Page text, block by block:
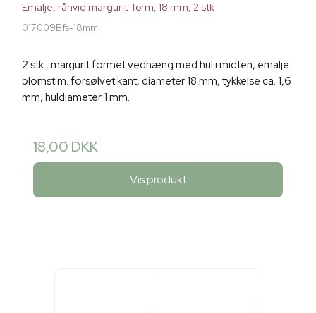
Emalje, råhvid margurit-form, 18 mm, 2 stk
017009Bfs-18mm
2 stk., margurit formet vedhæng med hul i midten, emalje
blomst m. forsølvet kant, diameter 18 mm, tykkelse ca. 1,6
mm, huldiameter 1 mm.
18,00 DKK
Vis produkt